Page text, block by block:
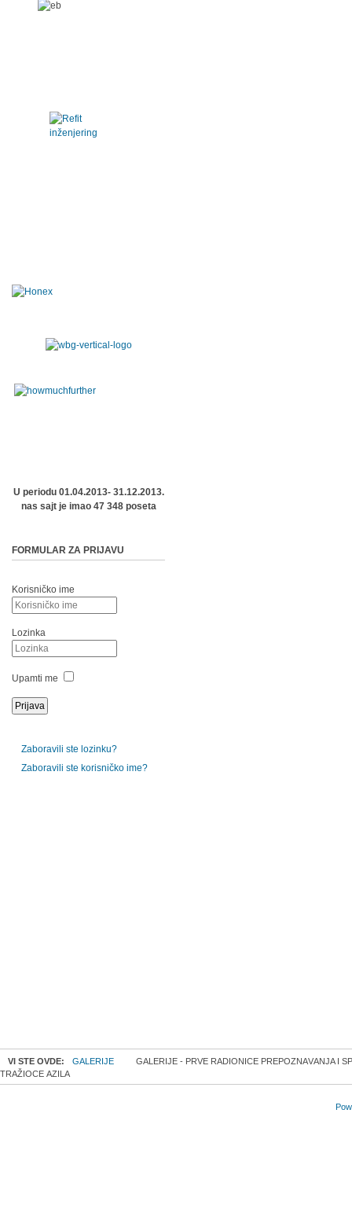
U periodu 01.04.2013- 31.12.2013.
nas sajt je imao 47 348 poseta
FORMULAR ZA PRIJAVU
Korisničko ime
Lozinka
Upamti me
Zaboravili ste lozinku?
Zaboravili ste korisničko ime?
VI STE OVDE: GALERIJE
GALERIJE - PRVE RАDIОNICЕ PRЕPОZNАVАNJA I
TRAŽIOCE АZILA